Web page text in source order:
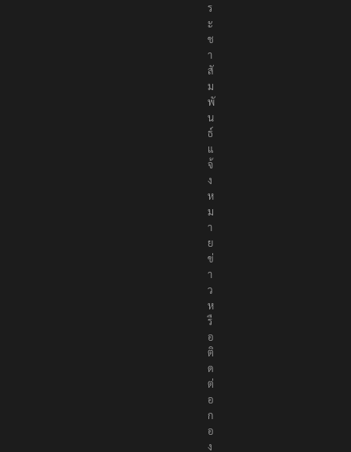
ร
ะ
ช
า
สั
ม
พั
น
ธ์
แ
จ้
ง
ห
ม
า
ย
ข่
า
ว
ห
รื
อ
ติ
ด
ต่
อ
ก
อ
ง